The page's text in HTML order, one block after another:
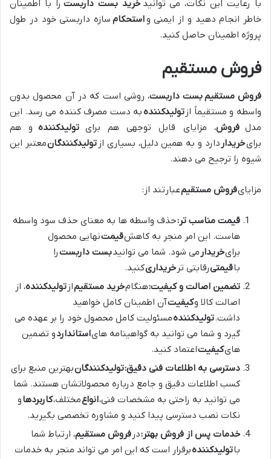
با رعایت این نکات، می توانید خرید بست داربست را با اطمینان
خاطر انجام دهید و از ایمنی واستحکام سازه داربستی خود در طول
پروژه اطمینان حاصل کنید.
فروش مستقیم
فروش مستقیمبست داربست، روشی است که در آن محصول بدون
واسطه و مستقیماً از تولیدکنندهبه دست مصرف کننده می رسد. این
مدل فروش، مزایای قابل توجهی هم برای تولیدکننده و هم
برایخریدار دارد و به همین دلیل، بسیاری از تولیدکنندگانمعتبر این
شیوه را ترجیح می دهند.
مزایایفروش مستقیمعبارتند از:
قیمت مناسب تر:حذف واسطه ها به معنای حذف سود واسطه
هاست. این امر منجر به کاهشقیمتنهایی محصول
برایخریدار می شود. شما می توانیدبست داربسترا
باقیمتیرقابتی تر خریداریکنید.
تضمین اصالت و کیفیت:هنگامخرید مستقیماز تولیدکننده، از
اصالت کالا وکیفیتآن اطمینان کامل خواهید
داشت.تولیدکنندهمسئولیت کامل محصول خود را بر عهده می
گیرد و شما می توانید به گواهینامه هایاستانداردو تضمین
هایکیفیتاعتماد کنید.
دسترسی به اطلاعات فنی دقیق:تولیدکنندگانبهترین منبع برای
کسب اطلاعات دقیق و جامع درباره محصولاتشان هستند. شما
می توانید به راحتی به مشخصات فنی،انواعمختلف،کاربردهاو
نکات نصب دسترسی پیدا کنید و مشاوره تخصصی بگیرید.
خدمات پس از فروش بهتر:در فروش مستقیم، ارتباط شما
باتولیدکنندهبرقرار است که این امر می تواند منجر به خدمات